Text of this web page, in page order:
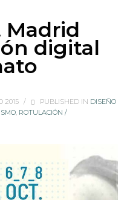
Madrid
digital
2015 / PUBLISHED IN DISEÑO
, ROTULACIÓN /